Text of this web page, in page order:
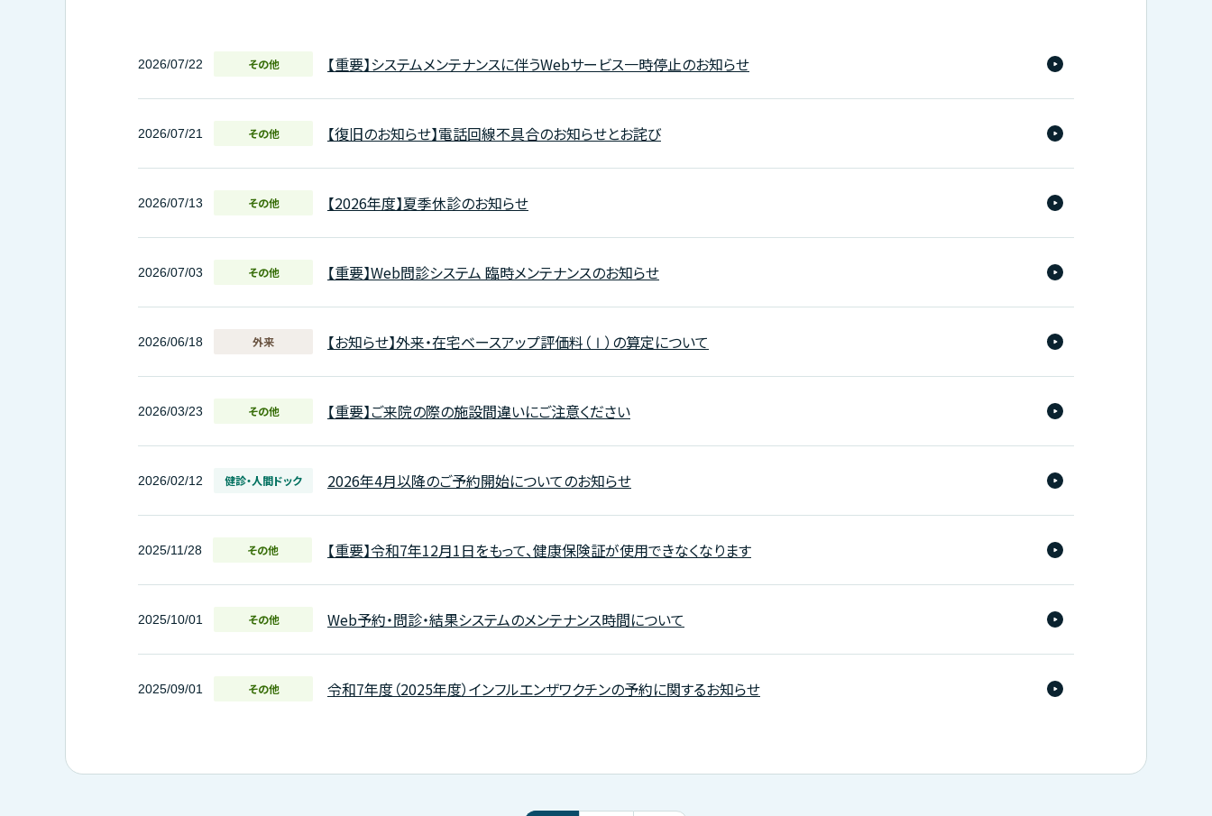
2026/07/22 その他 【重要】システムメンテナンスに伴うWebサービス一時停止のお知らせ
2026/07/21 その他 【復旧のお知らせ】電話回線不具合のお知らせとお詫び
2026/07/13 その他 【2026年度】夏季休診のお知らせ
2026/07/03 その他 【重要】Web問診システム 臨時メンテナンスのお知らせ
2026/06/18 外来 【お知らせ】外来・在宅ベースアップ評価料（Ⅰ）の算定について
2026/03/23 その他 【重要】ご来院の際の施設間違いにご注意ください
2026/02/12 健診・人間ドック 2026年4月以降のご予約開始についてのお知らせ
2025/11/28 その他 【重要】令和7年12月1日をもって、健康保険証が使用できなくなります
2025/10/01 その他 Web予約・問診・結果システムのメンテナンス時間について
2025/09/01 その他 令和7年度（2025年度）インフルエンザワクチンの予約に関するお知らせ